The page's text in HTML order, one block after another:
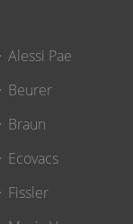
Alessi Pae
Beurer
Braun
Ecovacs
Fissler